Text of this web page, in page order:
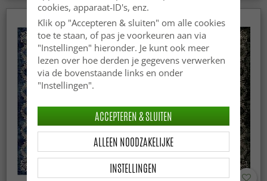
cookies, apparaat-ID's, enz.
Klik op "Accepteren & sluiten" om alle cookies
toe te staan, of pas je voorkeuren aan via
"Instellingen" hieronder. Je kunt ook meer
lezen over hoe derden je gegevens verwerken
via de bovenstaande links en onder
"Instellingen".
INSTELLINGEN
ALLEEN NOODZAKELIJKE
ACCEPTEREN & SLUITEN